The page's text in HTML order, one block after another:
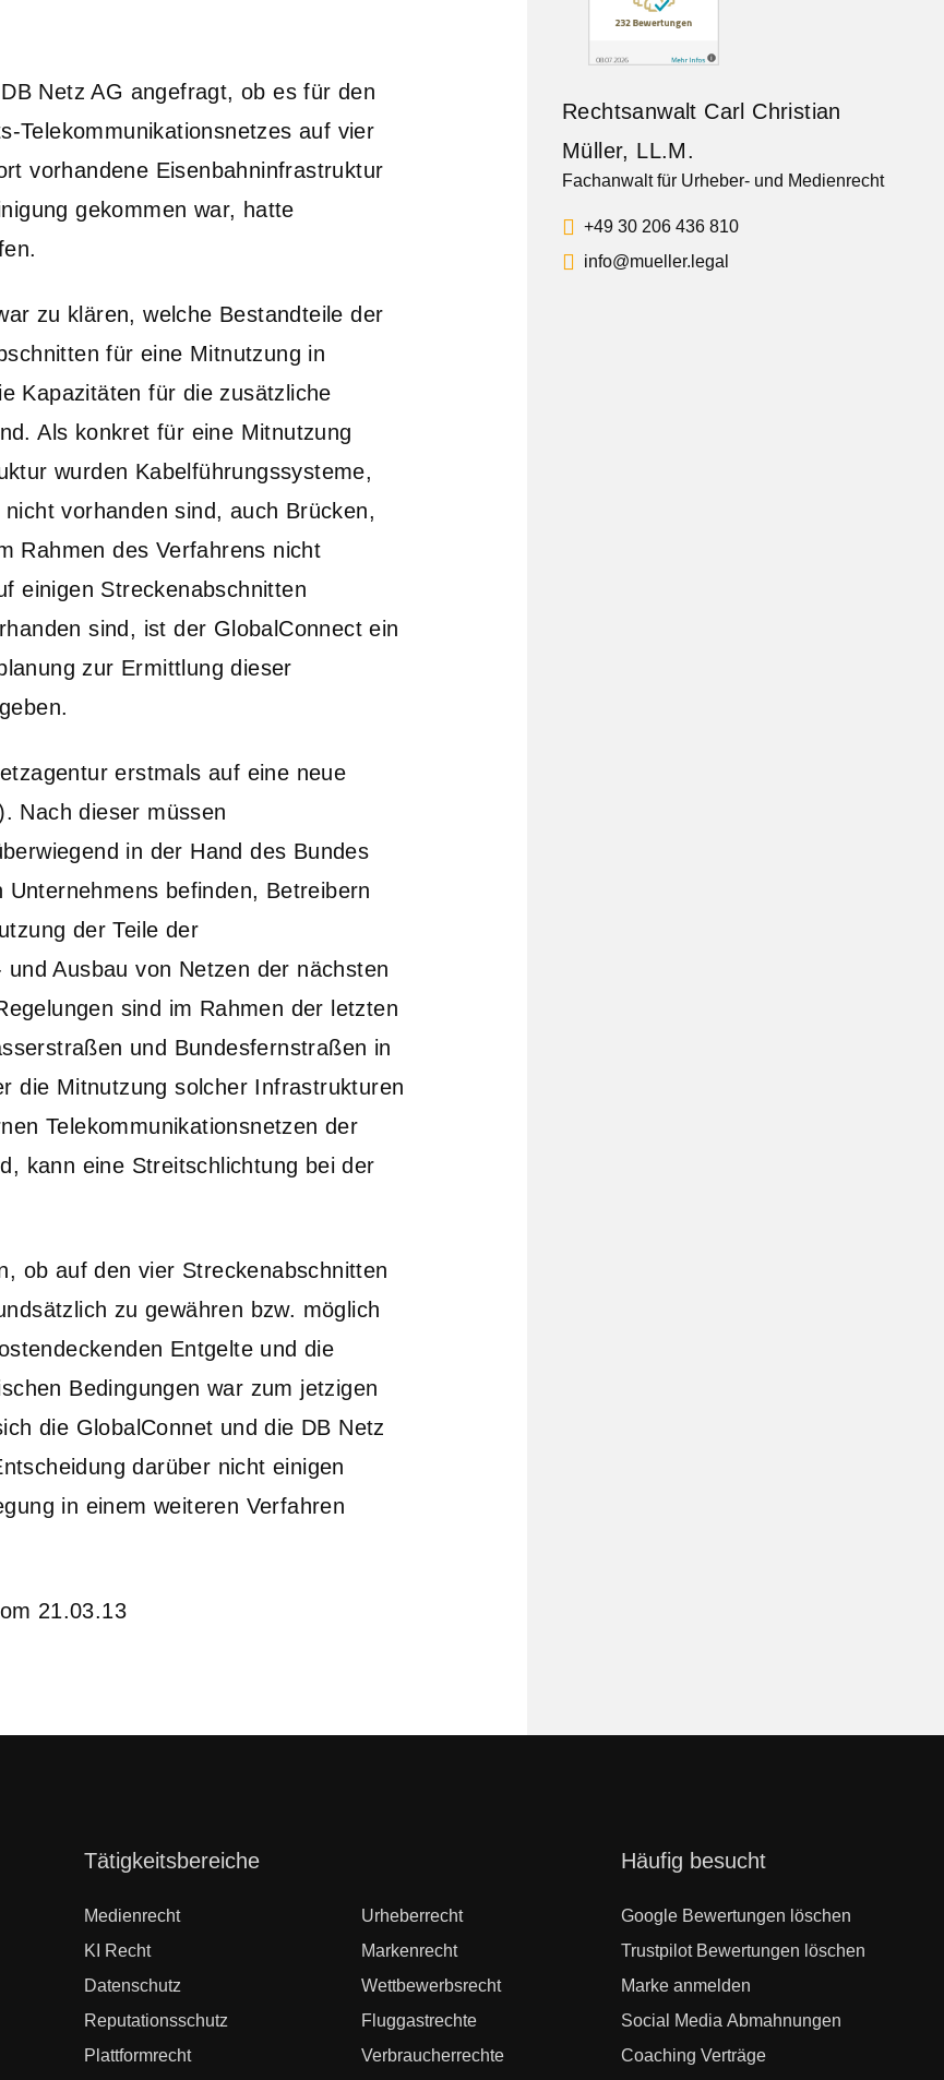
Netz AG angefragt, ob es für den
Telekommunikationsnetzes auf vier
vorhandene Eisenbahninfrastruktur
gekommen war, hatte
zu klären, welche Bestandteile der
für eine Mitnutzung in
Kapazitäten für die zusätzliche
Als konkret für eine Mitnutzung
wurden Kabelführungssysteme,
vorhanden sind, auch Brücken,
Rahmen des Verfahrens nicht
einigen Streckenabschnitten
sind, ist der GlobalConnect ein
zur Ermittlung dieser
erstmals auf eine neue
Nach dieser müssen
in der Hand des Bundes
befinden, Betreibern
der Teile der
Ausbau von Netzen der nächsten
sind im Rahmen der letzten
und Bundesfernstraßen in
die Mitnutzung solcher Infrastrukturen
Telekommunikationsnetzen der
kann eine Streitschlichtung bei der
ob auf den vier Streckenabschnitten
zu gewähren bzw. möglich
Entgelte und die
Bedingungen war zum jetzigen
die GlobalConnet und die DB Netz
darüber nicht einigen
in einem weiteren Verfahren
21.03.13
Rechtsanwalt Carl Christian
Müller, LL.M.
Fachanwalt für Urheber- und Medienrecht
+49 30 206 436 810
info@mueller.legal
Navigation
Tätigkeitsbereiche
Medienrecht
KI Recht
Datenschutz
Reputationsschutz
Plattformrecht
Urheberrecht
Markenrecht
Wettbewerbsrecht
Fluggastrechte
Verbraucherrechte
Navigation
Häufig besucht
Google Bewertungen löschen
Trustpilot Bewertungen löschen
Marke anmelden
Social Media Abmahnungen
Coaching Verträge